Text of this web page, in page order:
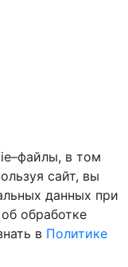
в том
сайт, вы
данных при
обработке
в Политике